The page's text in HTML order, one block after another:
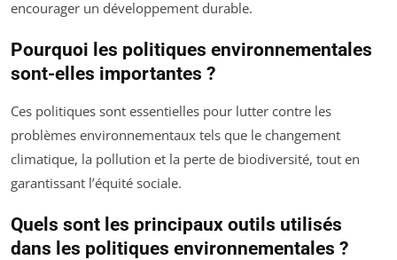
encourager un développement durable.
Pourquoi les politiques environnementales
sont-elles importantes ?
Ces politiques sont essentielles pour lutter contre les
problèmes environnementaux tels que le changement
climatique, la pollution et la perte de biodiversité, tout en
garantissant l’équité sociale.
Quels sont les principaux outils utilisés
dans les politiques environnementales ?